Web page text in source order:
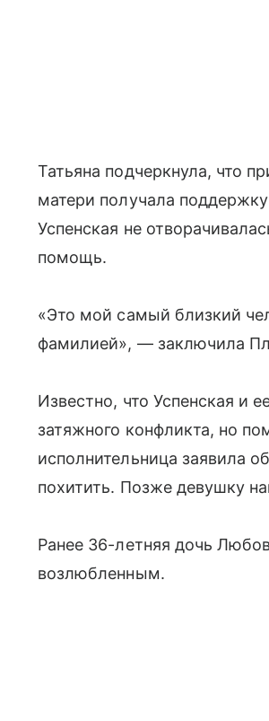
Татьяна подчеркнула, что
матери получала
Успенская не
помощь.
«Это мой самый близкий
фамилией», — заключила
Известно, что Успенская и
затяжного конфликта, но
исполнительница заявила
похитить. Позже девушку
Ранее 36-летняя дочь
возлюбленным.